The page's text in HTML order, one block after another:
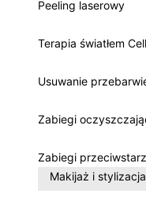
Peeling laserowy
Terapia światłem
Usuwanie
Zabiegi
Zabiegi
Makijaż i